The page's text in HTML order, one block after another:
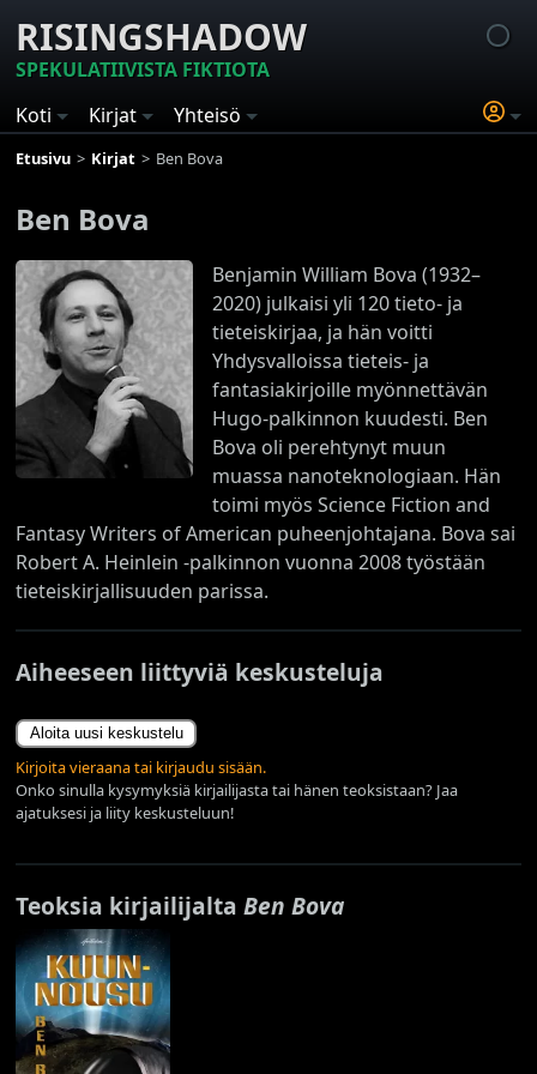
RISINGSHADOW
SPEKULATIIVISTA FIKTIOTA
Koti
Kirjat Yhteisö
Etusivu Kirjat Ben Bova
Ben Bova
Benjamin William Bova (1932–
2020) julkaisi yli 120 tieto- ja
tieteiskirjaa, ja hän voitti
Yhdysvalloissa tieteis- ja
fantasiakirjoille myönnettävän
Hugo-palkinnon kuudesti. Ben
Bova oli perehtynyt muun
muassa nanoteknologiaan. Hän
toimi myös Science Fiction and
Fantasy Writers of American puheenjohtajana. Bova sai
Robert A. Heinlein -palkinnon vuonna 2008 työstään
tieteiskirjallisuuden parissa.
Aiheeseen liittyviä keskusteluja
Aloita uusi keskustelu
Kirjoita vieraana tai kirjaudu sisään.
Onko sinulla kysymyksiä kirjailijasta tai hänen teoksistaan? Jaa
ajatuksesi ja liity keskusteluun!
Teoksia kirjailijaltaBen Bova